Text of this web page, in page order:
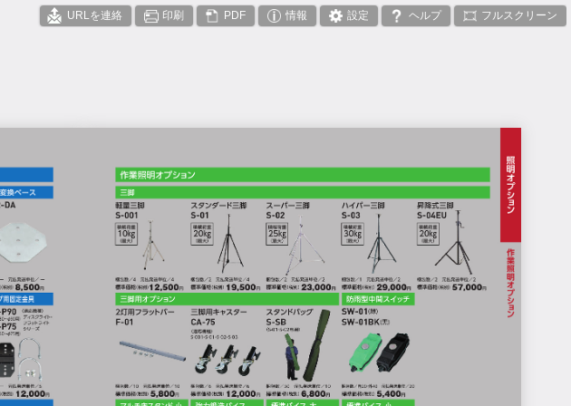
URLを連絡 印刷 PDF 情報 設定 ヘルプ フルスクリーン